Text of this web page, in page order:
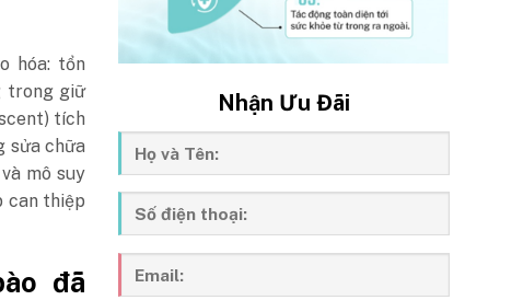
hóa: tổn
trong giữ
tích
sửa chữa
mô suy
can thiệp
đã
Nhận Ưu Đãi